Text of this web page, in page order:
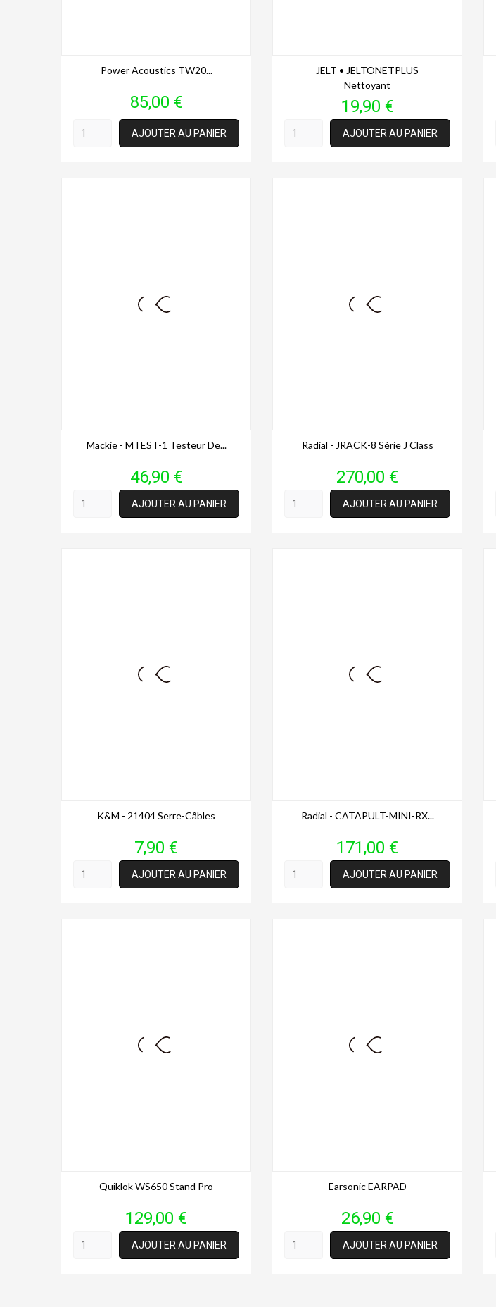
Power Acoustics TW20...
Prix
85,00 €
AJOUTER AU PANIER
JELT • JELTONETPLUS
Nettoyant
Prix
19,90 €
AJOUTER AU PANIER
Mackie - MTEST-1 Testeur De...
Prix
46,90 €
AJOUTER AU PANIER
Radial - JRACK-8 Série J Class
Prix
270,00 €
AJOUTER AU PANIER
K&M - 21404 Serre-Câbles
Prix
7,90 €
AJOUTER AU PANIER
Radial - CATAPULT-MINI-RX...
Prix
171,00 €
AJOUTER AU PANIER
Quiklok WS650 Stand Pro
Prix
129,00 €
AJOUTER AU PANIER
Earsonic EARPAD
Prix
26,90 €
AJOUTER AU PANIER